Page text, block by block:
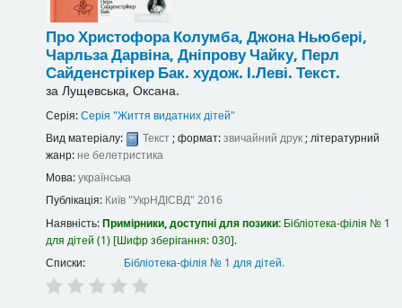
Про Христофора Колумба, Джона Ньюбері,
Чарльза Дарвіна, Дніпрову Чайку, Перл
Сайденстрікер Бак. худож. І.Леві. Текст.
заЛущевська, Оксана.
Серія:Серія "Життя видатних дітей"
Вид матеріалу:
Текст; формат:звичайний друк; літературний
жанр: не белетристика
Мова:українська
Публікація: Київ"УкрНДІСВД" 2016
Наявність:Примірники, доступні для позики: Бібліотека-філія № 1
для дітей (1) Шифр зберігання:030 .
Списки:
Бібліотека-філія № 1 для дітей.